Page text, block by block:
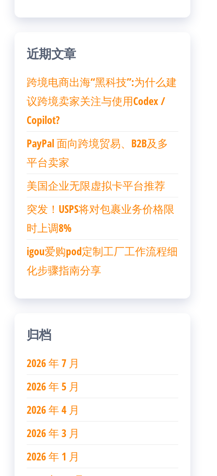
近期文章
跨境电商出海“黑科技”:为什么建
议跨境卖家关注与使用Codex /
Copilot?
PayPal 面向跨境贸易、B2B及多
平台卖家
美国企业无限虚拟卡平台推荐
突发！USPS将对包裹业务价格限
时上调8%
igou爱购pod定制工厂工作流程细
化步骤指南分享
归档
2026 年 7 月
2026 年 5 月
2026 年 4 月
2026 年 3 月
2026 年 1 月